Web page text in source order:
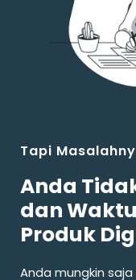
Tapi
Anda
dan
Produk
Anda mungkin